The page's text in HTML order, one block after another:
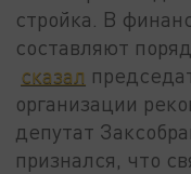
стройка. В
составляют
сказал
организации
депутат
признался, что